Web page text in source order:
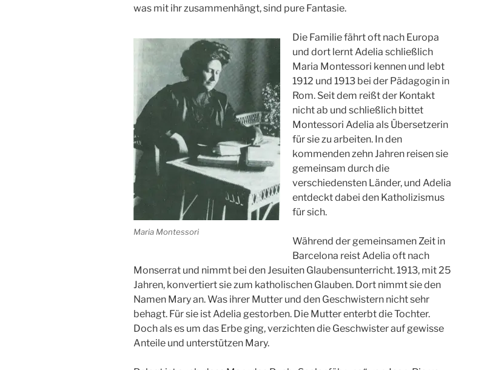
was mit ihr zusammenhängt, sind pure Fantasie.
Maria Montessori
Die Familie fährt oft nach Europa
und dort lernt Adelia schließlich
Maria Montessori kennen und lebt
1912 und 1913 bei der Pädagogin in
Rom. Seit dem reißt der Kontakt
nicht ab und schließlich bittet
Montessori Adelia als Übersetzerin
für sie zu arbeiten. In den
kommenden zehn Jahren reisen sie
gemeinsam durch die
verschiedensten Länder, und Adelia
entdeckt dabei den Katholizismus
für sich.
Während der gemeinsamen Zeit in
Barcelona reist Adelia oft nach
Monserrat und nimmt bei den Jesuiten Glaubensunterricht. 1913, mit 25
Jahren, konvertiert sie zum katholischen Glauben. Dort nimmt sie den
Namen Mary an. Was ihrer Mutter und den Geschwistern nicht sehr
behagt. Für sie ist Adelia gestorben. Die Mutter enterbt die Tochter.
Doch als es um das Erbe ging, verzichten die Geschwister auf gewisse
Anteile und unterstützen Mary.